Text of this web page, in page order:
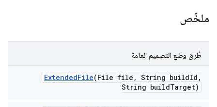
ملخّص
طُرق وضع التصميم العامة
ExtendedFile(File file , String buildId ,
String buildTarget)